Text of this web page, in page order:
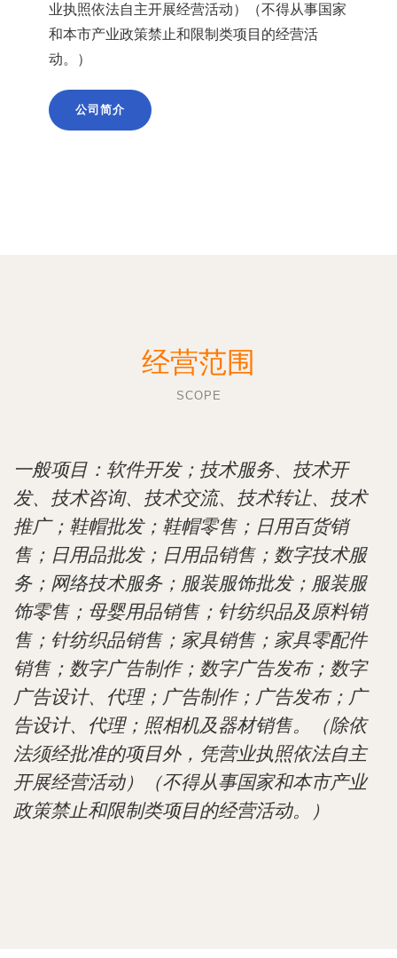
业执照依法自主开展经营活动）（不得从事国家
和本市产业政策禁止和限制类项目的经营活
动。）
公司简介
经营范围
SCOPE
一般项目：软件开发；技术服务、技术开
发、技术咨询、技术交流、技术转让、技术
推广；鞋帽批发；鞋帽零售；日用百货销
售；日用品批发；日用品销售；数字技术服
务；网络技术服务；服装服饰批发；服装服
饰零售；母婴用品销售；针纺织品及原料销
售；针纺织品销售；家具销售；家具零配件
销售；数字广告制作；数字广告发布；数字
广告设计、代理；广告制作；广告发布；广
告设计、代理；照相机及器材销售。（除依
法须经批准的项目外，凭营业执照依法自主
开展经营活动）（不得从事国家和本市产业
政策禁止和限制类项目的经营活动。）